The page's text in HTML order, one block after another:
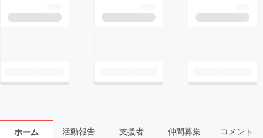
ホーム 活動報告 支援者 仲間募集 コメント